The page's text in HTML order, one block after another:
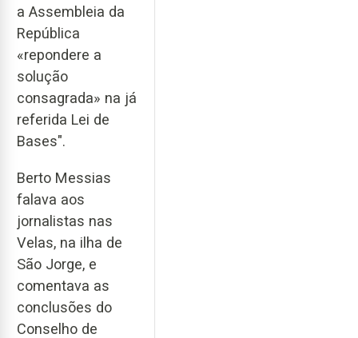
a Assembleia da
República
«repondere a
solução
consagrada» na já
referida Lei de
Bases".
Berto Messias
falava aos
jornalistas nas
Velas, na ilha de
São Jorge, e
comentava as
conclusões do
Conselho de